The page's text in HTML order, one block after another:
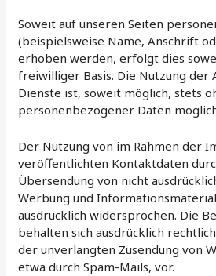
Soweit auf unseren Seiten
(beispielsweise Name, Anschrift
erhoben werden, erfolgt dies
freiwilliger Basis. Die Nutzung der
Dienste ist, soweit möglich, stets
personenbezogener Daten
Der Nutzung von im Rahmen der
veröffentlichten Kontaktdaten
Übersendung von nicht
Werbung und
ausdrücklich widersprochen. Die
behalten sich ausdrücklich
der unverlangten Zusendung von
etwa durch Spam-Mails, vor.